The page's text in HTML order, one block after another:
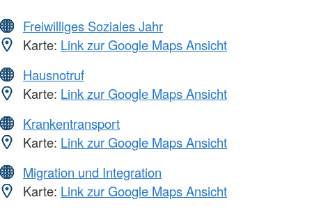
Freiwilliges Soziales Jahr
Karte: Link zur Google Maps Ansicht
Hausnotruf
Karte: Link zur Google Maps Ansicht
Krankentransport
Karte: Link zur Google Maps Ansicht
Migration und Integration
Karte: Link zur Google Maps Ansicht